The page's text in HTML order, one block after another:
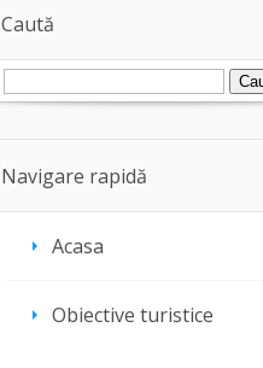
Caută
Navigare rapidă
Acasa
Obiective turistice